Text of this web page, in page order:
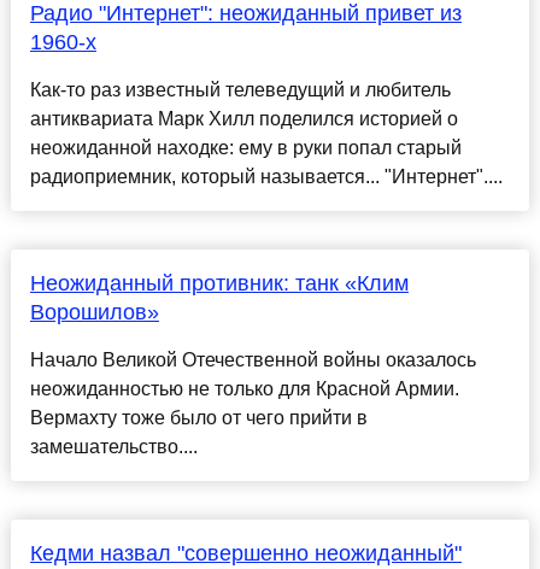
Радио "Интернет": неожиданный привет из
1960-х
Как-то раз известный телеведущий и любитель
антиквариата Марк Хилл поделился историей о
неожиданной находке: ему в руки попал старый
радиоприемник, который называется... "Интернет"....
Неожиданный противник: танк «Клим
Ворошилов»
Начало Великой Отечественной войны оказалось
неожиданностью не только для Красной Армии.
Вермахту тоже было от чего прийти в
замешательство....
Кедми назвал "совершенно неожиданный"